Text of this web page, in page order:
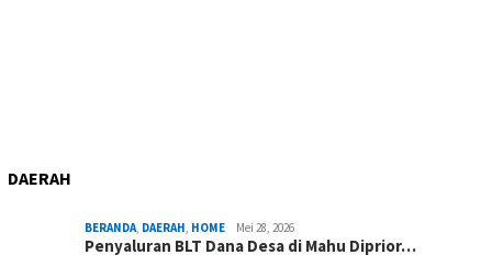
DAERAH
BERANDA, DAERAH, HOME Mei 28, 2026
Penyaluran BLT Dana Desa di Mahu Diprior…